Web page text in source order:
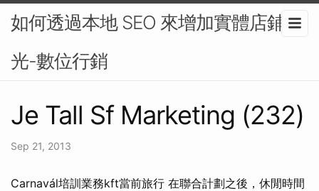
如何透過本地 SEO 來增加實體店鋪曝
光-數位行銷
Je Tall Sf Marketing (232)
Sep 21, 2013
Carnavál培訓業務kft當前旅行 在聯合計劃之後，休閒時間